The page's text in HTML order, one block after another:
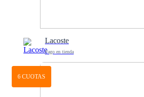
Lacoste
Pago en tienda
6 CUOTAS